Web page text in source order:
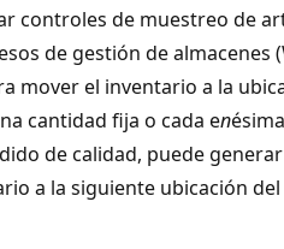
controles de muestreo de
de gestión de almacenes
mover el inventario a la
cantidad fija o cada en
de calidad, puede generar
a la siguiente ubicación